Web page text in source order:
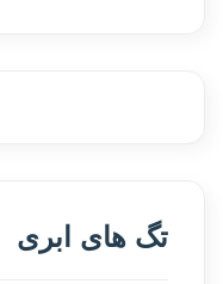
تگ های ابری